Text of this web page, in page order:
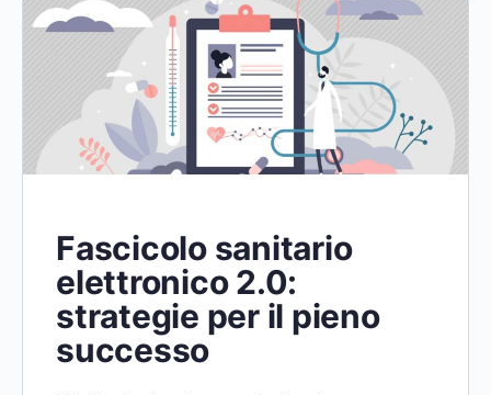
Fascicolo sanitario
elettronico 2.0:
strategie per il pieno
successo